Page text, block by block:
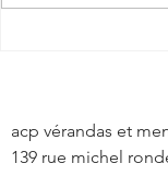
acp vérandas et
139 rue michel